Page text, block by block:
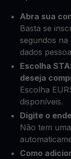
Abra sua
Basta se
segundos
dados
Escolha
deseja
Escolha
disponíveis.
Digite o
Não tem uma
Como